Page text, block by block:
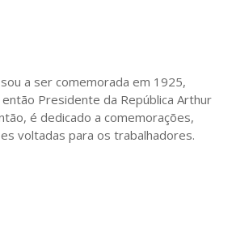
a ser comemorada em 1925,
Presidente da República Arthur
é dedicado a comemorações,
voltadas para os trabalhadores.